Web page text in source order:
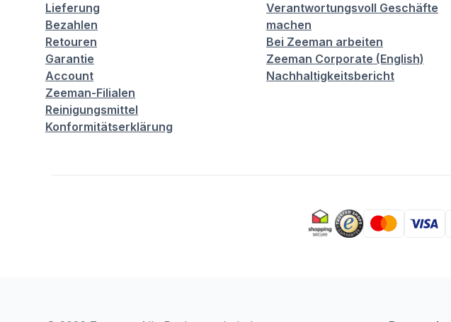
Lieferung
Bezahlen
Retouren
Garantie
Account
Zeeman-Filialen
Reinigungsmittel
Konformitätserklärung
Verantwortungsvoll Geschäfte
machen
Bei Zeeman arbeiten
Zeeman Corporate (English)
Nachhaltigkeitsbericht